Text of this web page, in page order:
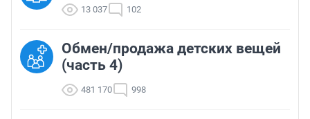
13 037 102
Обмен/продажа детских вещей
(часть 4)
481 170 998